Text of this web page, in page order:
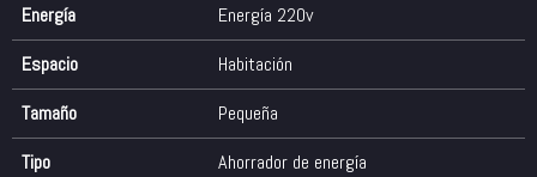
Energía
Energía 220v
Espacio
Habitación
Tamaño
Pequeña
Tipo
Ahorrador de energía